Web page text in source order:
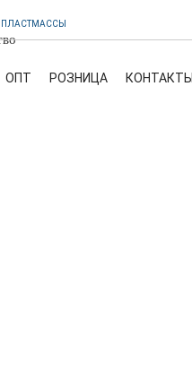
ПЛАСТМАССЫ
OПТ PОЗНИЦА КОНТАКТЫ